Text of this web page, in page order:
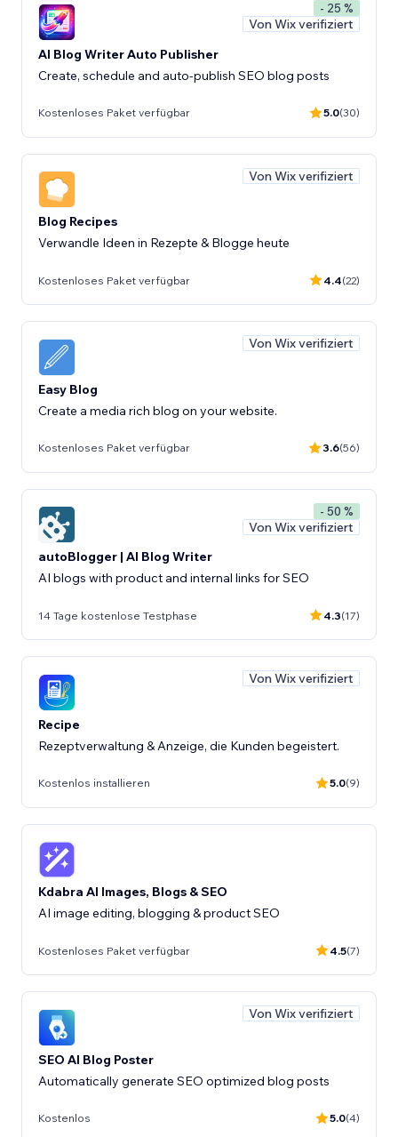
- 25 %
Von Wix verifiziert
AI Blog Writer Auto Publisher
Create, schedule and auto-publish SEO blog posts
Kostenloses Paket verfügbar 5.0(30)
Von Wix verifiziert
Blog Recipes
Verwandle Ideen in Rezepte & Blogge heute
Kostenloses Paket verfügbar 4.4(22)
Von Wix verifiziert
Easy Blog
Create a media rich blog on your website.
Kostenloses Paket verfügbar 3.6(56)
- 50 %
Von Wix verifiziert
autoBlogger | AI Blog Writer
AI blogs with product and internal links for SEO
14 Tage kostenlose Testphase 4.3(17)
Von Wix verifiziert
Recipe
Rezeptverwaltung & Anzeige, die Kunden begeistert.
Kostenlos installieren 5.0(9)
Kdabra AI Images, Blogs & SEO
AI image editing, blogging & product SEO
Kostenloses Paket verfügbar 4.5(7)
Von Wix verifiziert
SEO AI Blog Poster
Automatically generate SEO optimized blog posts
Kostenlos 5.0(4)